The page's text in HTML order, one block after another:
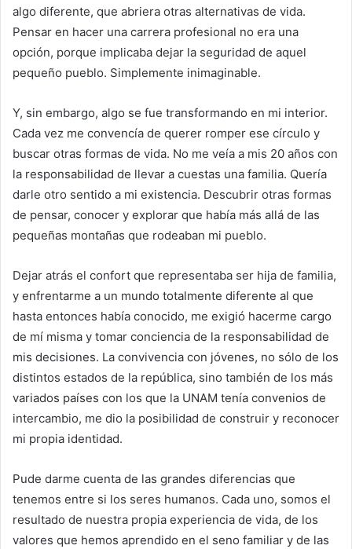
algo diferente, que abriera otras alternativas de vida.
Pensar en hacer una carrera profesional no era una
opción, porque implicaba dejar la seguridad de aquel
pequeño pueblo. Simplemente inimaginable.
Y, sin embargo, algo se fue transformando en mi interior.
Cada vez me convencía de querer romper ese círculo y
buscar otras formas de vida. No me veía a mis 20 años con
la responsabilidad de llevar a cuestas una familia. Quería
darle otro sentido a mi existencia. Descubrir otras formas
de pensar, conocer y explorar que había más allá de las
pequeñas montañas que rodeaban mi pueblo.
Dejar atrás el confort que representaba ser hija de familia,
y enfrentarme a un mundo totalmente diferente al que
hasta entonces había conocido, me exigió hacerme cargo
de mí misma y tomar conciencia de la responsabilidad de
mis decisiones. La convivencia con jóvenes, no sólo de los
distintos estados de la república, sino también de los más
variados países con los que la UNAM tenía convenios de
intercambio, me dio la posibilidad de construir y reconocer
mi propia identidad.
Pude darme cuenta de las grandes diferencias que
tenemos entre si los seres humanos. Cada uno, somos el
resultado de nuestra propia experiencia de vida, de los
valores que hemos aprendido en el seno familiar y de las